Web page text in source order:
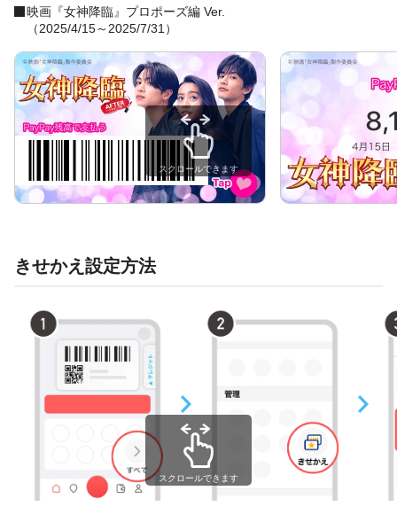
映画『女神降臨』プロポーズ編 Ver.
（2025/4/15～2025/7/31）
スクロールできます
きせかえ設定方法
スクロールできます